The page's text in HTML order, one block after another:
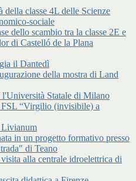
della classe 4L delle Scienze
sociale
dello scambio tra la classe 2E e
di Castelló de la Plana
il Dantedì
della mostra di Land
l'Università Statale di Milano
FSL “Virgilio (invisibile) a
Livianum
in un progetto formativo presso
di Teano
alla centrale idroelettrica di